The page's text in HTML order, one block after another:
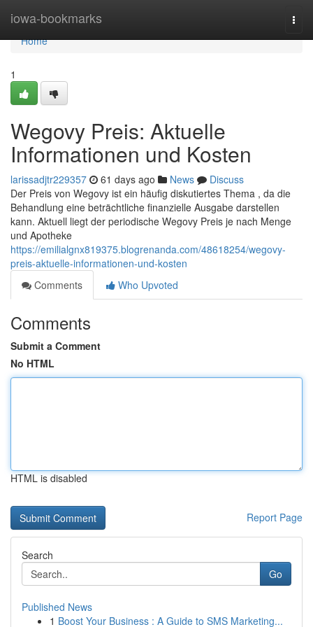
iowa-bookmarks
Home
Home
1
Wegovy Preis: Aktuelle
Informationen und Kosten
larissadjtr229357 61 days ago News
Discuss
Der Preis von Wegovy ist ein häufig diskutiertes Thema , da die
Behandlung eine beträchtliche finanzielle Ausgabe darstellen
kann. Aktuell liegt der periodische Wegovy Preis je nach Menge
und Apotheke
https://emilialgnx819375.blogrenanda.com/48618254/wegovy-
preis-aktuelle-informationen-und-kosten
Comments
Who Upvoted
Comments
Submit a Comment
No HTML
HTML is disabled
Report Page
Search
Go
Published News
1 Boost Your Business : A Guide to SMS Marketing...